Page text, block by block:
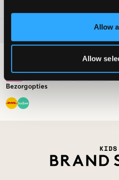
Allow
Allow
Betalingsmogelijkheden
Bezorgopties